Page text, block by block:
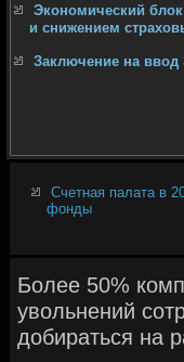
Экономический
и снижением
Заключение на ввод
Счетная палата в
фонды
Более 50%
увольнений
добираться на